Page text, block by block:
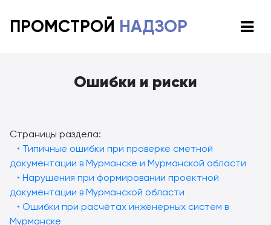
ПРОМСТРОЙ НАДЗОР
Ошибки и риски
Страницы раздела:
• Типичные ошибки при проверке сметной
документации в Мурманске и Мурманской области
• Нарушения при формировании проектной
документации в Мурманской области
• Ошибки при расчётах инженерных систем в
Мурманске